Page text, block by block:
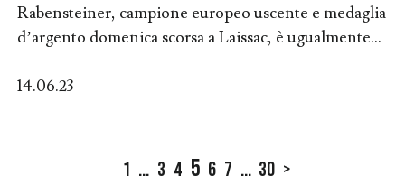
Rabensteiner, campione europeo uscente e medaglia
d’argento domenica scorsa a Laissac, è ugualmente...
14.06.23
1 ... 3 4 5 6 7 ... 30 >